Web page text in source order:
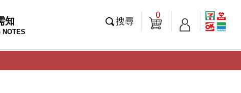
知
NOTES
搜尋
0